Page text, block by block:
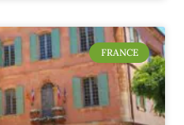
FRANCE